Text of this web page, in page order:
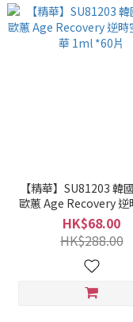
【精華】SU81203 韓
歐蕙 Age Recovery 逆
老精華 1ml *60片
HK$68.00
HK$288.00